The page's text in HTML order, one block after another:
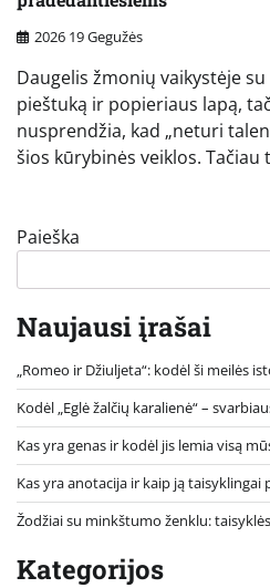
2026 19 Gegužės
Daugelis žmonių vaikystėje
pieštuką ir popieriaus lapą,
nusprendžia, kad „neturi
šios kūrybinės veiklos. Tačiau
Paieška
Naujausi įrašai
„Romeo ir Džiuljeta“: kodėl ši meilės
Kodėl „Eglė žalčių karalienė“ –
Kas yra genas ir kodėl jis lemia visą
Kas yra anotacija ir kaip ją taisyklingai
Žodžiai su minkštumo ženklu:
Kategorijos